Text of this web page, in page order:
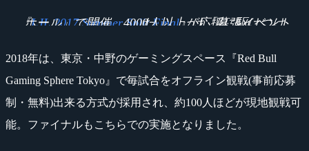
『LJL 2017 Summer Split Final
』は「幕張イベントホール」で開催。4000人以上が応援に駆けつけた。
2018年は、東京・中野のゲーミングスペース『Red Bull
Gaming Sphere Tokyo』で毎試合をオフライン観戦(事前応募
制・無料)出来る方式が採用され、約100人ほどが現地観戦可
能。ファイナルもこちらでの実施となりました。